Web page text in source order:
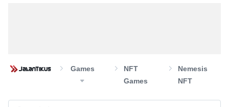
Games
NFT
Games
Nemesis
NFT